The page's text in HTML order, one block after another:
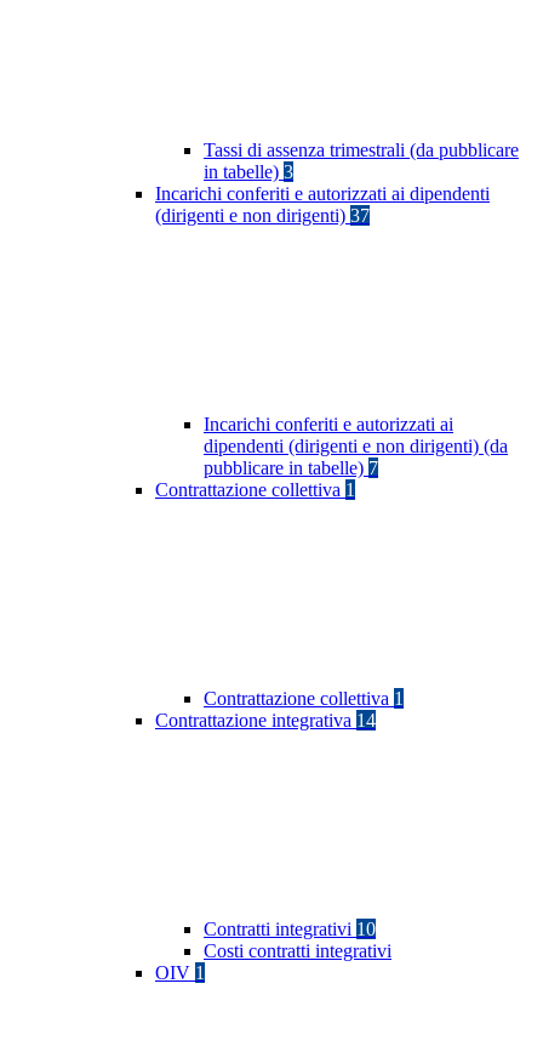
Tassi di assenza trimestrali (da pubblicare
in tabelle) 3
Incarichi conferiti e autorizzati ai dipendenti
(dirigenti e non dirigenti) 37
Incarichi conferiti e autorizzati ai
dipendenti (dirigenti e non dirigenti) (da
pubblicare in tabelle) 7
Contrattazione collettiva 1
Contrattazione collettiva 1
Contrattazione integrativa 14
Contratti integrativi 10
Costi contratti integrativi
OIV 1